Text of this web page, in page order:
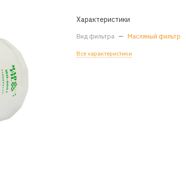
Характеристики
Вид фильтра — Масляный фильтр
Все характеристики